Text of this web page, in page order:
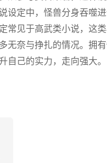
设定中，怪兽分身吞噬
常见于高武类小说，这
无奈与挣扎的情况。拥
自己的实力，走向强大。